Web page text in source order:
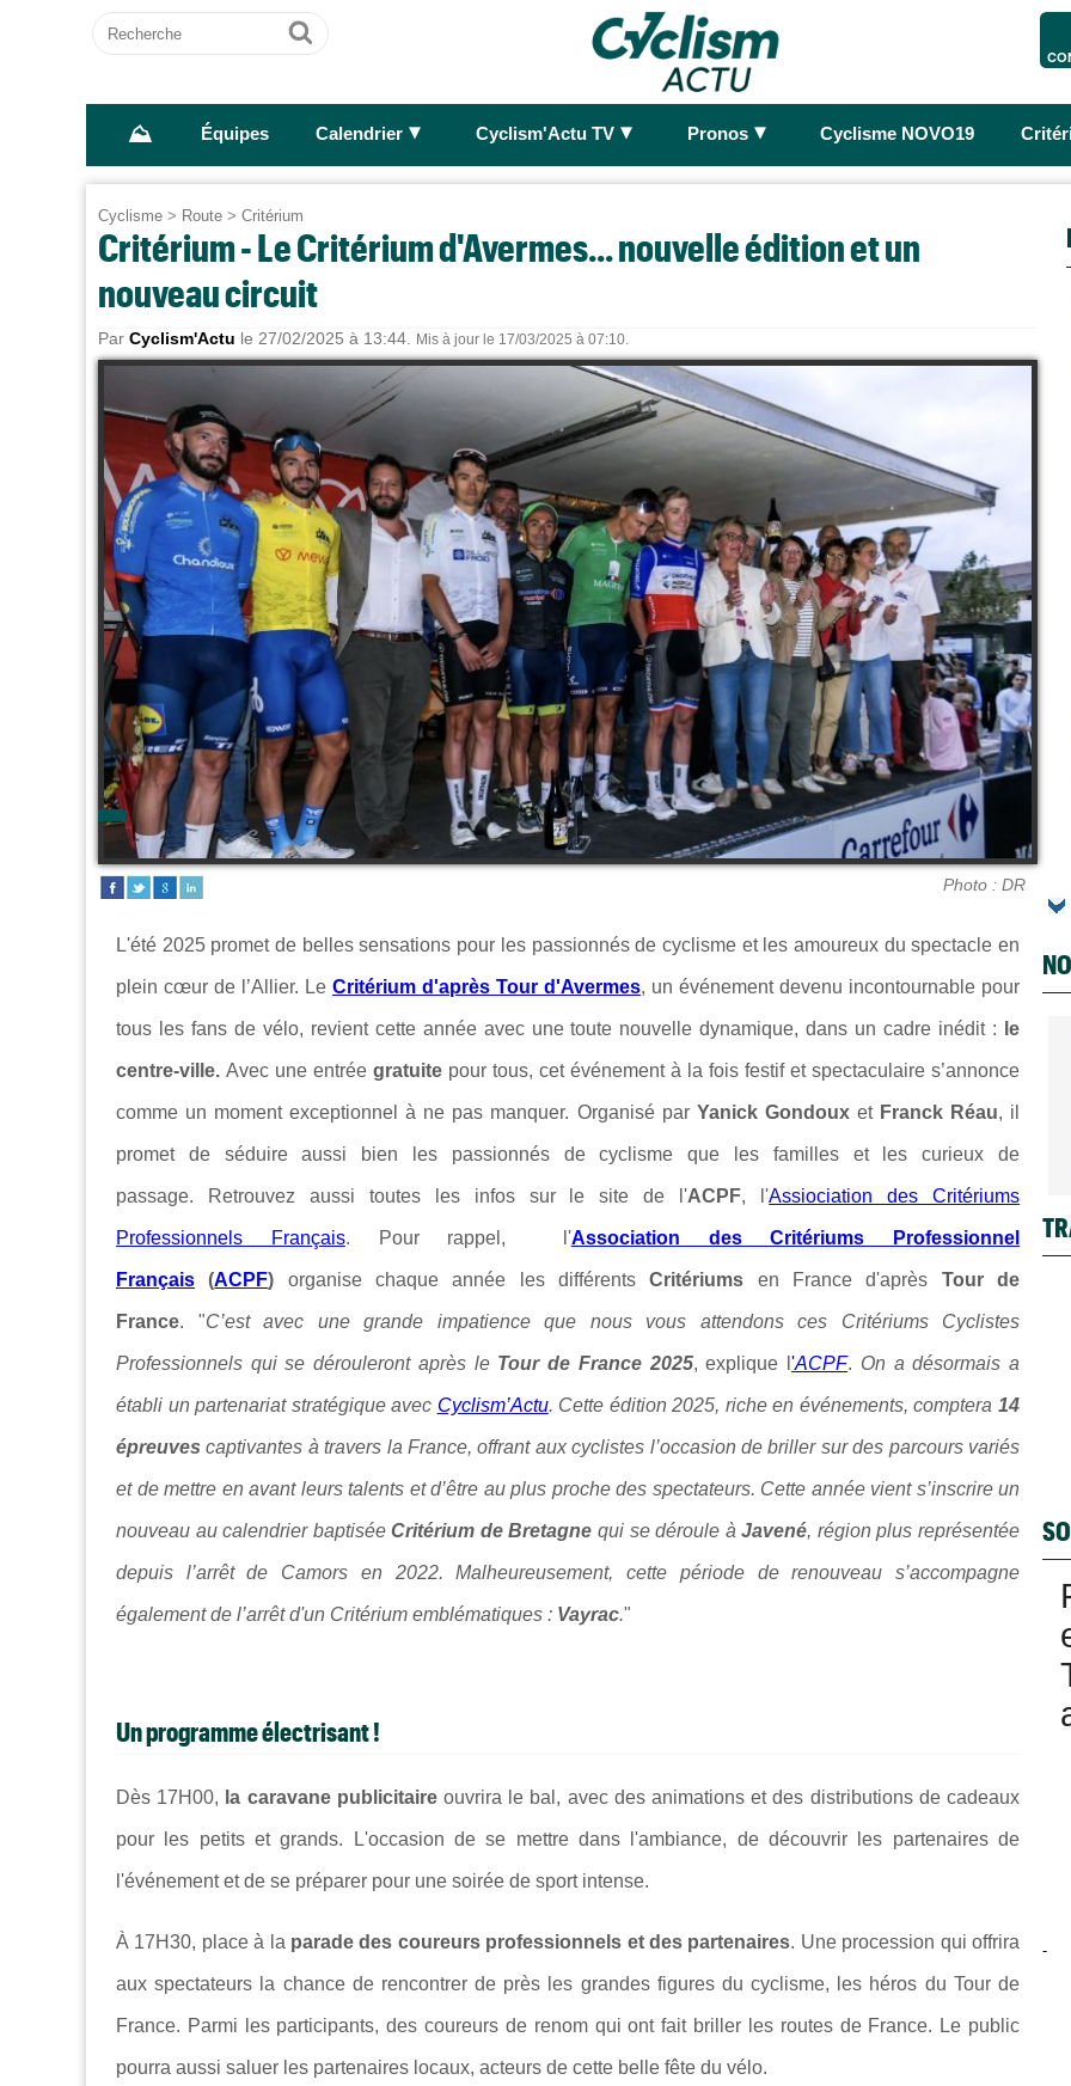
Recherche
Ok
⛰ Équipes Calendrier ► Cyclism'Actu TV ► Pronos ► Cyclisme NOVO19
Cyclisme > Route > Critérium
Critérium - Le Critérium d'Avermes... nouvelle édition et un
nouveau circuit
Par Cyclism'Actu le 27/02/2025 à 13:44. Mis à jour le 17/03/2025 à 07:10.
Photo : DR
L'été 2025 promet de belles sensations pour les passionnés de cyclisme et les amoureux du spectacle en
plein cœur de l’Allier. Le Critérium d'après Tour d'Avermes, un événement devenu incontournable pour
tous les fans de vélo, revient cette année avec une toute nouvelle dynamique, dans un cadre inédit : le
centre-ville. Avec une entrée gratuite pour tous, cet événement à la fois festif et spectaculaire s’annonce
comme un moment exceptionnel à ne pas manquer. Organisé par Yanick Gondouxet Franck Réau, il
promet de séduire aussi bien les passionnés de cyclisme que les familles et les curieux de
passage. Retrouvez aussi toutes les infos sur le site de l'ACPF, l'Assiociation des Critériums
Professionnels Français. Pour rappel, l'Association des Critériums Professionnel
Français (ACPF) organise chaque année les différentsCritériums en France d'après Tour de
France. "C’est avec une grande impatience que nous vous attendons ces Critériums Cyclistes
Professionnels qui se dérouleront après le Tour de France 2025, explique l'ACPF. On a désormais a
établi un partenariat stratégique avec Cyclism’Actu. Cette édition 2025, riche en événements, comptera14
épreuves captivantes à travers la France, offrant aux cyclistes l’occasion de briller sur des parcours variés
et de mettre en avant leurs talents et d’être au plus proche des spectateurs. Cette année vient s’inscrire un
nouveau au calendrier baptiséeCritérium de Bretagne qui se déroule àJavené, région plus représentée
depuis l’arrêt de Camors en 2022. Malheureusement, cette période de renouveau s’accompagne
également de l’arrêt d'un Critérium emblématiques : Vayrac."
Un programme électrisant !
Dès 17H00, la caravane publicitaireouvrira le bal, avec des animations et des distributions de cadeaux
pour les petits et grands. L'occasion de se mettre dans l'ambiance, de découvrir les partenaires de
l'événement et de se préparer pour une soirée de sport intense.
À 17H30, place à la parade des coureurs professionnels et des partenaires. Une procession qui offrira
aux spectateurs la chance de rencontrer de près les grandes figures du cyclisme, les héros du Tour de
France. Parmi les participants, des coureurs de renom qui ont fait briller les routes de France. Le public
pourra aussi saluer les partenaires locaux, acteurs de cette belle fête du vélo.
-